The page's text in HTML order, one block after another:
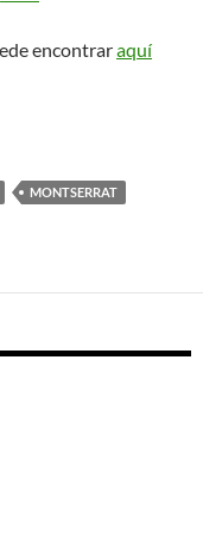
encontraraquí
MONTSERRAT